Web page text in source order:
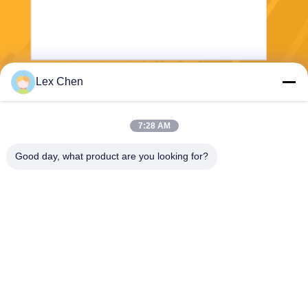
Lex Chen
7:28 AM
Good day, what product are you looking for?